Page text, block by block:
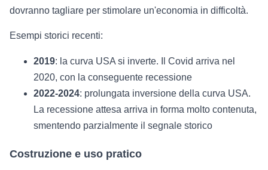
dovranno tagliare per stimolare un'economia in difficoltà.
Esempi storici recenti:
2019: la curva USA si inverte. Il Covid arriva nel
2020, con la conseguente recessione
2022-2024: prolungata inversione della curva USA.
La recessione attesa arriva in forma molto contenuta,
smentendo parzialmente il segnale storico
Costruzione e uso pratico